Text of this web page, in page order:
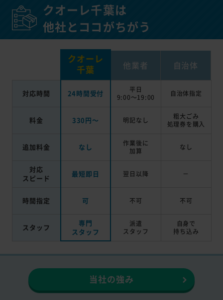
クオーレ千葉は
他社とココがちがう
クオーレ
千葉
他業者 自治体
対応時間 24時間受付
平日
9:00～19:00
自治体指定
料金 330円～ 明記なし
粗大ごみ
処理券を 購入
追加料金 なし
作業後に
加算
なし
対応
スピード
最短即日 翌日以降 －
時間指定 可 不可 不可
スタッフ
専門
スタッフ
派遣
スタッフ
自身で
持ち込み
当社の強み